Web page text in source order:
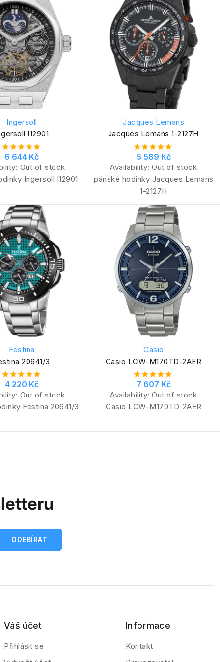
Ingersoll
I12901
6 644 Kč
Out of stock
Ingersoll I12901
Jacques Lemans
Jacques Lemans 1-2127H
5 589 Kč
Availability:Out of stock
pánské hodinky Jacques Lemans
1-2127H
Festina
20641/3
4 220 Kč
Out of stock
Festina 20641/3
Casio
Casio LCW-M170TD-2AER
7 607 Kč
Availability:Out of stock
Casio LCW-M170TD-2AER
Váš účet
Přihlásit se
Informace
Kontakt